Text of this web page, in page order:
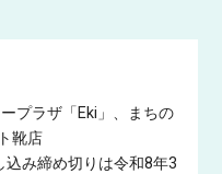
プラザ「Eki」、まちの
靴店
み締め切りは令和8年3